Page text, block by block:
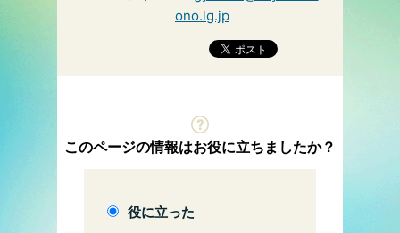
ono.lg.jp
このページの情報はお役に立ちましたか？
役に立った